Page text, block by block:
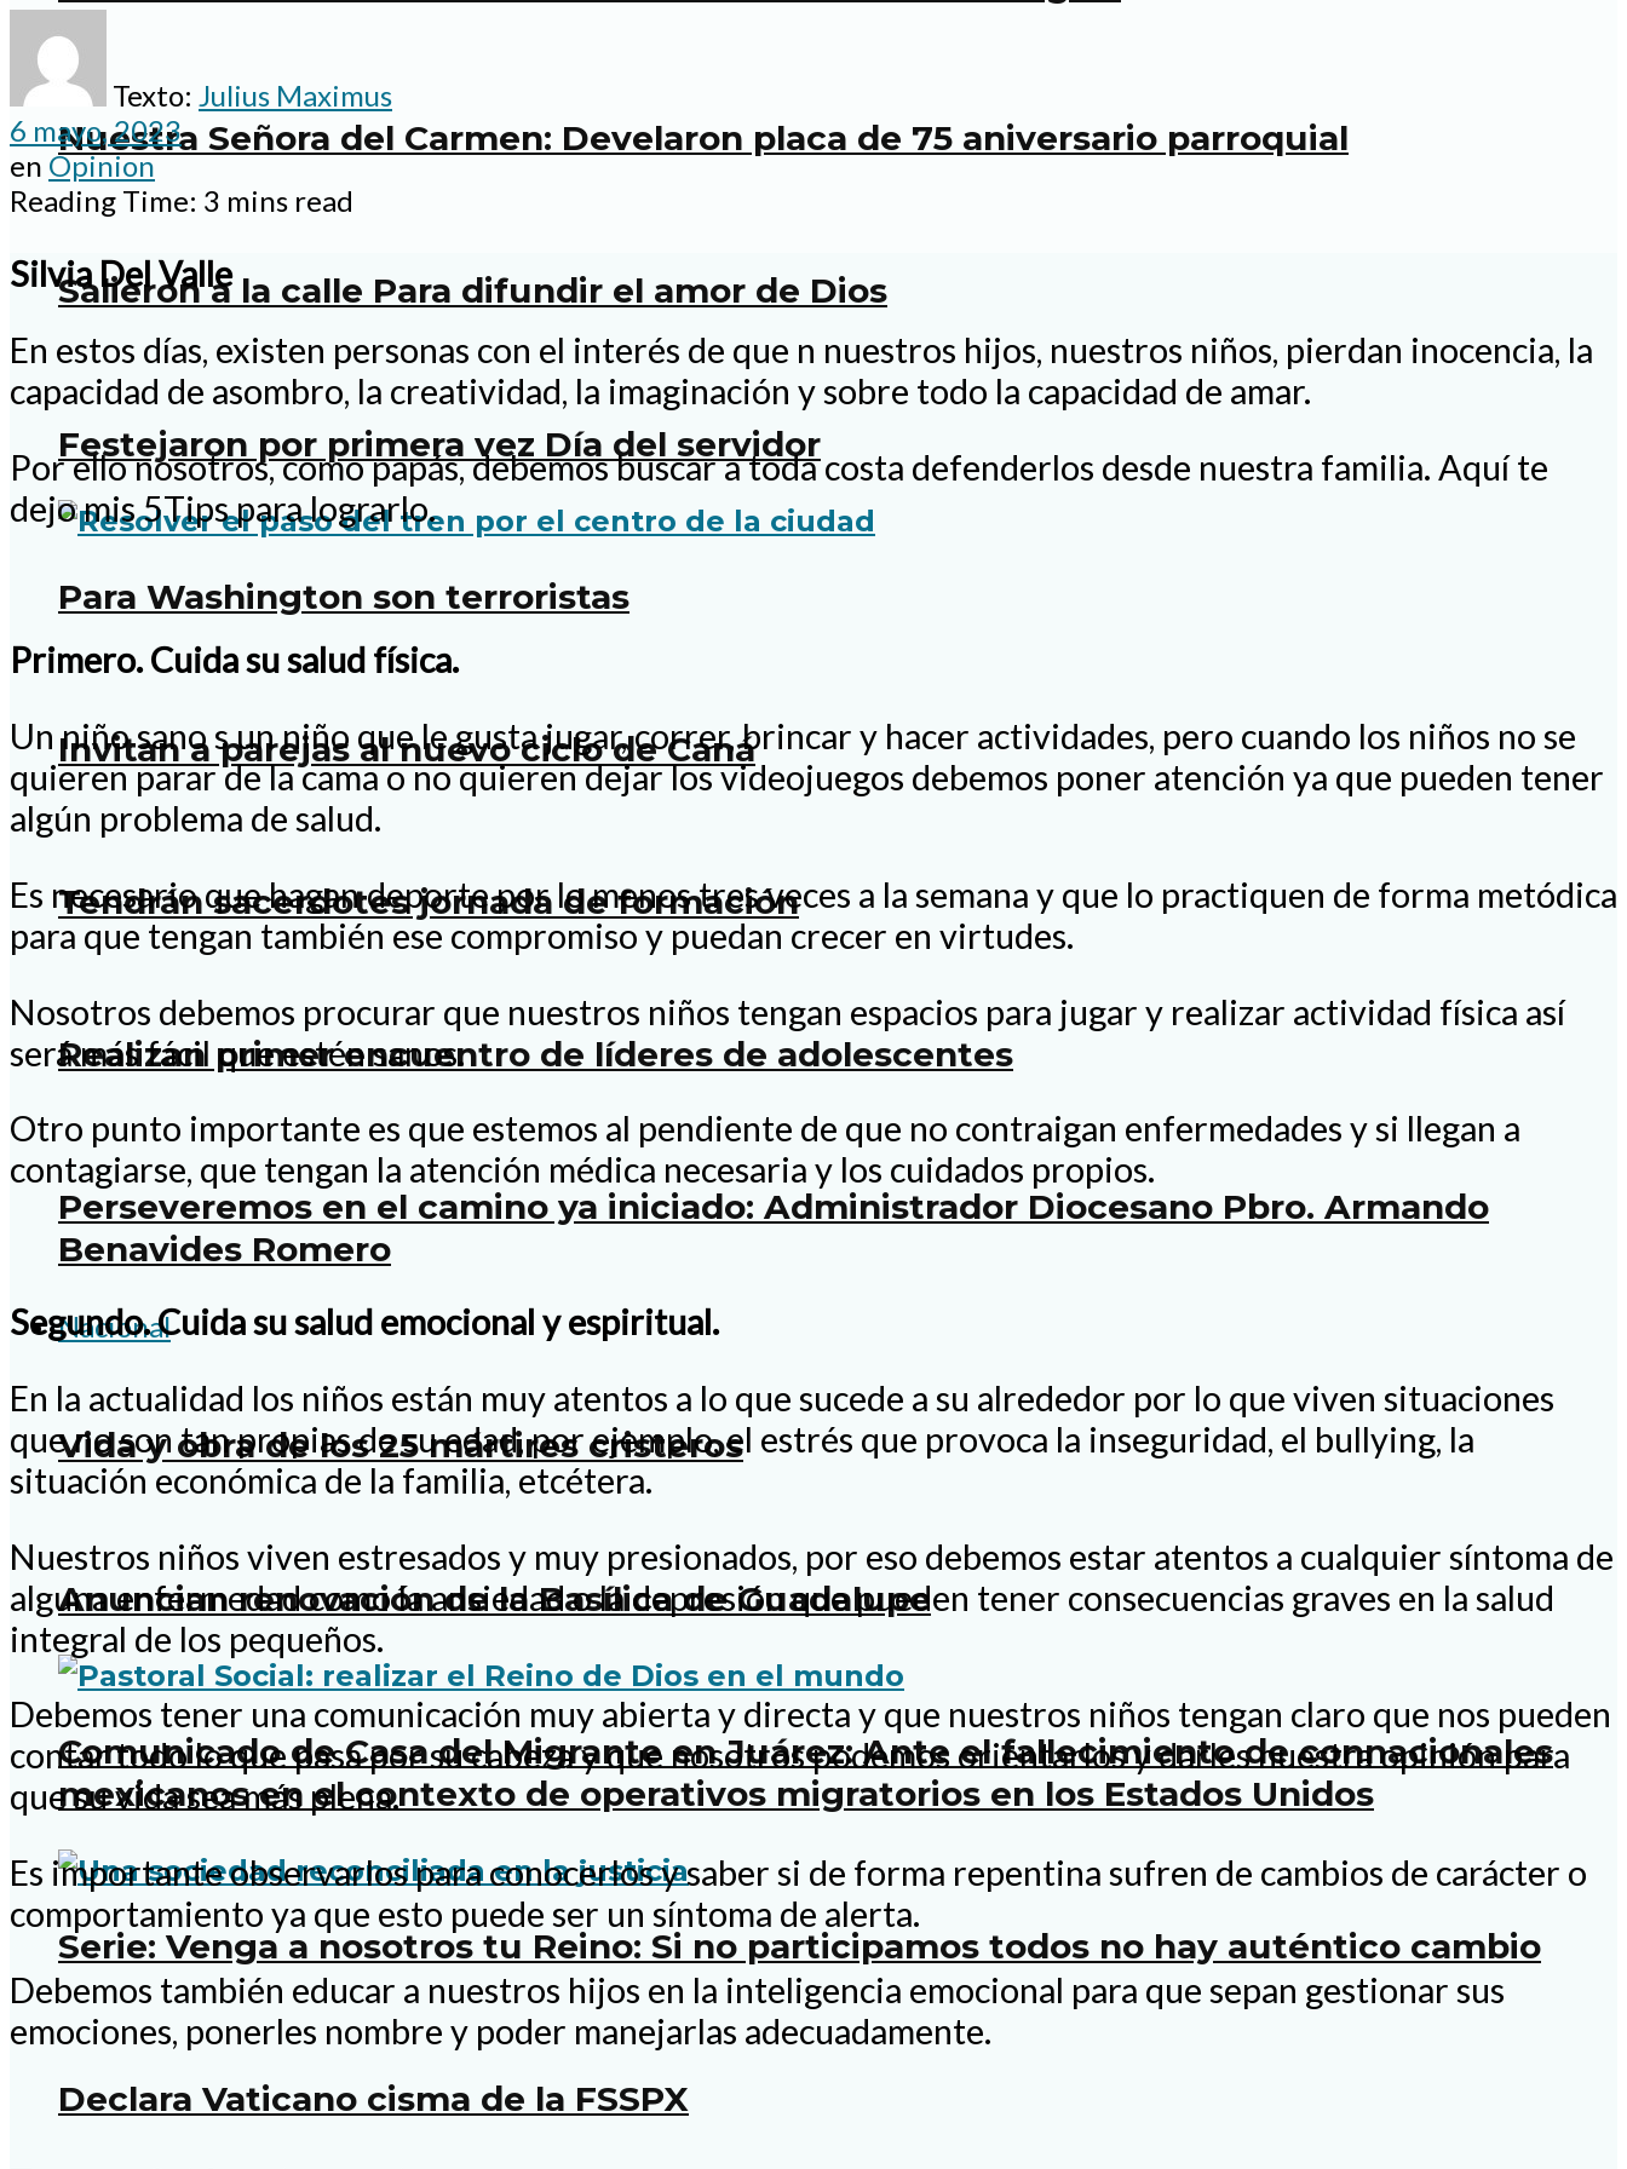
Nuestra Señora del Carmen: Develaron placa de 75 aniversario parroquial
Salieron a la calle Para difundir el amor de Dios
Festejaron por primera vez Día del servidor
Para Washington son terroristas
Invitan a parejas al nuevo ciclo de Caná
Tendrán sacerdotes jornada de formación
Realizan primer encuentro de líderes de adolescentes
Perseveremos en el camino ya iniciado: Administrador Diocesano Pbro. Armando
Benavides Romero
Nacional
Vida y obra de los 25 mártires cristeros
Anuncian renovación de la Basílica de Guadalupe
Comunicado de Casa del Migrante en Juárez: Ante el fallecimiento de connacionales
mexicanos en el contexto de operativos migratorios en los Estados Unidos
Serie: Venga a nosotros tu Reino: Si no participamos todos no hay auténtico cambio
Declara Vaticano cisma de la FSSPX
Texto: Julius Maximus
6 mayo, 2023
en Opinion
Reading Time: 3 mins read
Silvia Del Valle
En estos días, existen personas con el interés de que n nuestros hijos, nuestros niños, pierdan inocencia, la
capacidad de asombro, la creatividad, la imaginación y sobre todo la capacidad de amar.
Por ello nosotros, como papás, debemos buscar a toda costa defenderlos desde nuestra familia. Aquí te
dejo mis 5Tips para lograrlo.
Primero. Cuida su salud física.
Un niño sano s un niño que le gusta jugar, correr, brincar y hacer actividades, pero cuando los niños no se
quieren parar de la cama o no quieren dejar los videojuegos debemos poner atención ya que pueden tener
algún problema de salud.
Es necesario que hagan deporte por lo menos tres veces a la semana y que lo practiquen de forma metódica
para que tengan también ese compromiso y puedan crecer en virtudes.
Nosotros debemos procurar que nuestros niños tengan espacios para jugar y realizar actividad física así
será más fácil que estén sanos.
Otro punto importante es que estemos al pendiente de que no contraigan enfermedades y si llegan a
contagiarse, que tengan la atención médica necesaria y los cuidados propios.
Segundo. Cuida su salud emocional y espiritual.
En la actualidad los niños están muy atentos a lo que sucede a su alrededor por lo que viven situaciones
que no son tan propias de su edad, por ejemplo, el estrés que provoca la inseguridad, el bullying, la
situación económica de la familia, etcétera.
Nuestros niños viven estresados y muy presionados, por eso debemos estar atentos a cualquier síntoma de
alguna enfermedad como la ansiedad o la depresión que pueden tener consecuencias graves en la salud
integral de los pequeños.
Debemos tener una comunicación muy abierta y directa y que nuestros niños tengan claro que nos pueden
contar todo lo que pasa por su cabeza y que nosotros podemos orientarlos y darles nuestra opinión para
que su vida sea más plena.
Es importante observarlos para conocerlos y saber si de forma repentina sufren de cambios de carácter o
comportamiento ya que esto puede ser un síntoma de alerta.
Debemos también educar a nuestros hijos en la inteligencia emocional para que sepan gestionar sus
emociones, ponerles nombre y poder manejarlas adecuadamente.